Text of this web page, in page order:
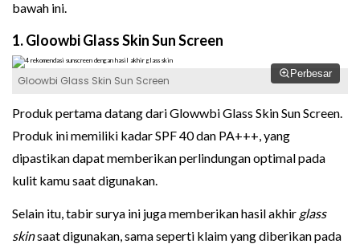
bawah ini.
1. Gloowbi Glass Skin Sun Screen
Perbesar
Gloowbi Glass Skin Sun Screen
Produk pertama datang dari Glowwbi Glass Skin Sun Screen.
Produk ini memiliki kadar SPF 40 dan PA+++, yang
dipastikan dapat memberikan perlindungan optimal pada
kulit kamu saat digunakan.
Selain itu, tabir surya ini juga memberikan hasil akhir glass
skinsaat digunakan, sama seperti klaim yang diberikan pada